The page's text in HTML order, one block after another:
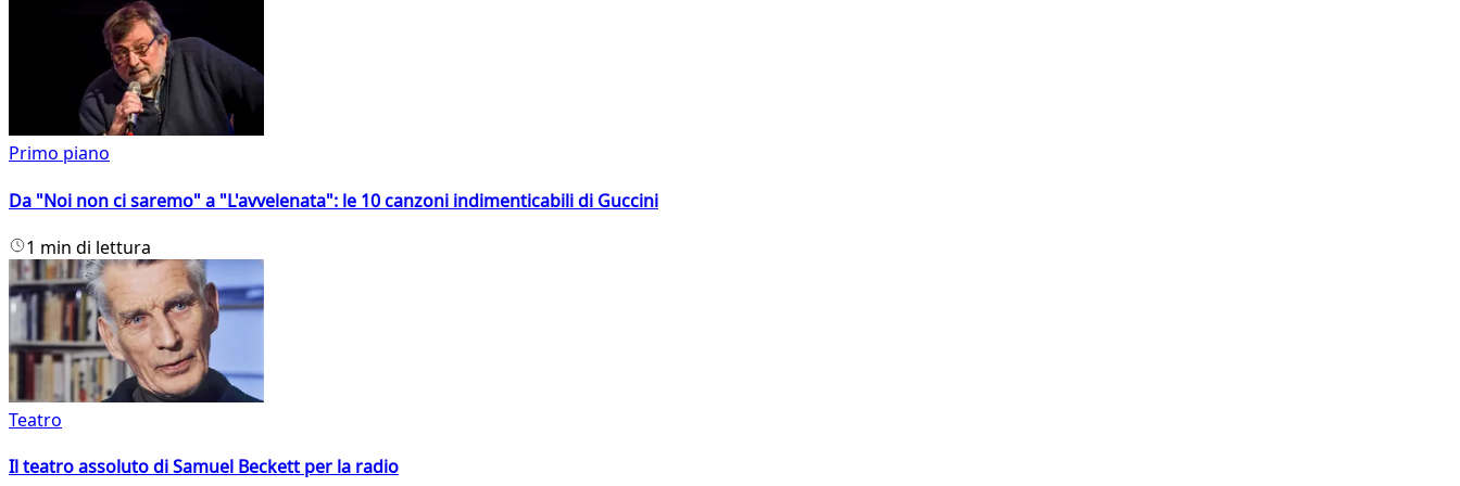
Primo piano
Da "Noi non ci saremo" a "L'avvelenata": le 10 canzoni indimenticabili di Guccini
1 min di lettura
Teatro
Il teatro assoluto di Samuel Beckett per la radio